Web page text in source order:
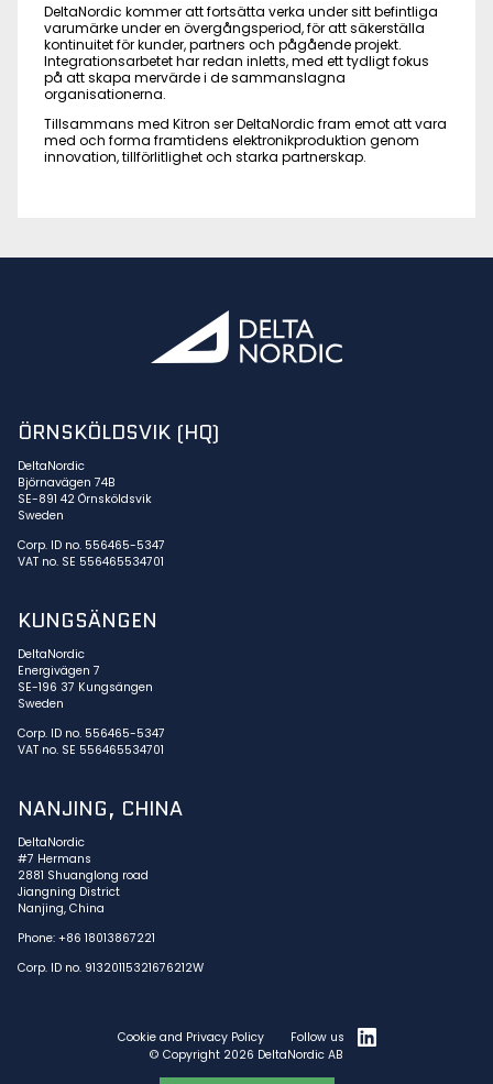
DeltaNordic kommer att fortsätta verka under sitt befintliga
varumärke under en övergångsperiod, för att säkerställa
kontinuitet för kunder, partners och pågående projekt.
Integrationsarbetet har redan inletts, med ett tydligt fokus
på att skapa mervärde i de sammanslagna
organisationerna.
Tillsammans med Kitron ser DeltaNordic fram emot att vara
med och forma framtidens elektronikproduktion genom
innovation, tillförlitlighet och starka partnerskap.
ÖRNSKÖLDSVIK (HQ)
DeltaNordic
Björnavägen 74B
SE-891 42 Örnsköldsvik
Sweden
Corp. ID no. 556465-5347
VAT no. SE 556465534701
KUNGSÄNGEN
DeltaNordic
Energivägen 7
SE-196 37 Kungsängen
Sweden
Corp. ID no. 556465-5347
VAT no. SE 556465534701
NANJING, CHINA
DeltaNordic
#7 Hermans
2881 Shuanglong road
Jiangning District
Nanjing, China
Phone: +86 18013867221
Corp. ID no. 91320115321676212W
© Copyright 2026 DeltaNordic AB
Cookie and Privacy Policy Follow us